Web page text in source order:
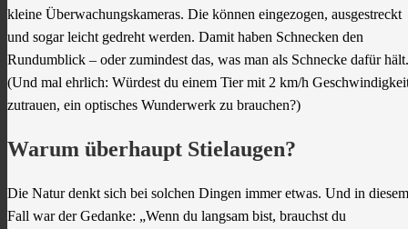
kleine Überwachungskameras. Die können eingezogen, ausgestreckt
und sogar leicht gedreht werden. Damit haben Schnecken den
Rundumblick – oder zumindest das, was man als Schnecke dafür hält.
(Und mal ehrlich: Würdest du einem Tier mit 2 km/h
zutrauen, ein optisches Wunderwerk zu brauchen?)
Warum überhaupt Stielaugen?
Die Natur denkt sich bei solchen Dingen immer etwas. Und in diesem
Fall war der Gedanke: „Wenn du langsam bist, brauchst du